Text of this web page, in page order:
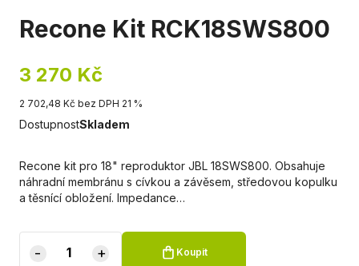
Recone Kit RCK18SWS800
3 270 Kč
2 702,48 Kč bez DPH 21 %
DostupnostSkladem
Recone kit pro 18" reproduktor JBL 18SWS800. Obsahuje
náhradní membránu s cívkou a závěsem, středovou kopulku
a těsnící obložení. Impedance…
- + Koupit